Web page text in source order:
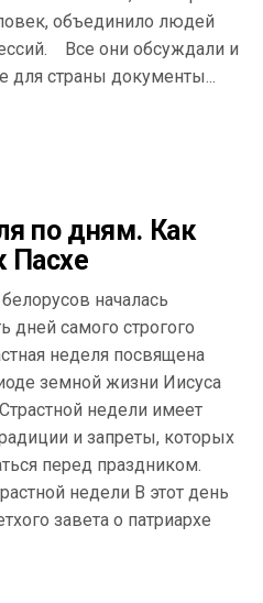
объединило людей
Все они обсуждали и
для страны документы...
по дням. Как
Пасхе
началась
дней самого строгого
неделя посвящена
земной жизни Иисуса
недели имеет
и запреты, которых
перед праздником.
недели В этот день
завета о патриархе